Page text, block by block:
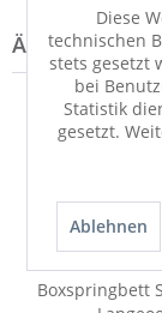
Diese
technischen
stets gesetzt
bei
Statistik
gesetzt.
Ablehnen